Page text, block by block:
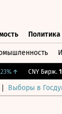
Политика
↑ CNY Бирж.
Выборы в